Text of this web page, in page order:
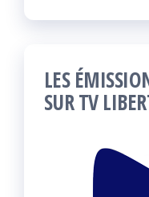
LES
SUR TV